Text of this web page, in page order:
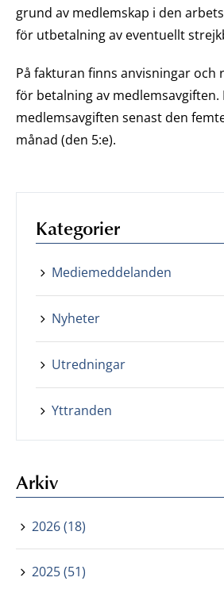
grund av medlemskap i den
för utbetalning av eventuellt
På fakturan finns anvisningar och
för betalning av medlemsavgiften.
medlemsavgiften senast den
månad (den 5:e).
Kategorier
Mediemeddelanden
Nyheter
Utredningar
Yttranden
Arkiv
2026 (18)
2025 (51)